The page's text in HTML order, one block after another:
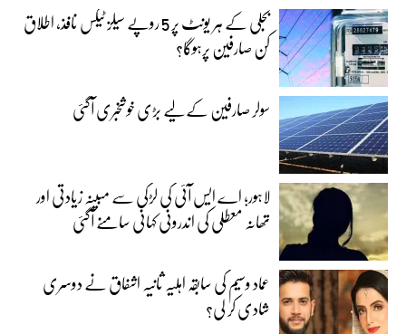
بجلی کے ہر یونٹ پر 5 روپے سیلز ٹیکس نافذ، اطلاق
کن صارفین پرہوگا؟
سولر صارفین کے لیے بڑی خوشخبری آگئی
لاہور؛ اے ایس آئی کی لڑکی سے مبینہ زیادتی اور
تھانہ معطلی کی اندرونی کہانی سامنے آگئی
عماد وسیم کی سابقہ اہلیہ ثانیہ اشفاق نے دوسری
شادی کر لی؟